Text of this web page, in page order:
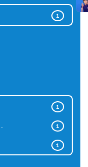
1
1
1
1